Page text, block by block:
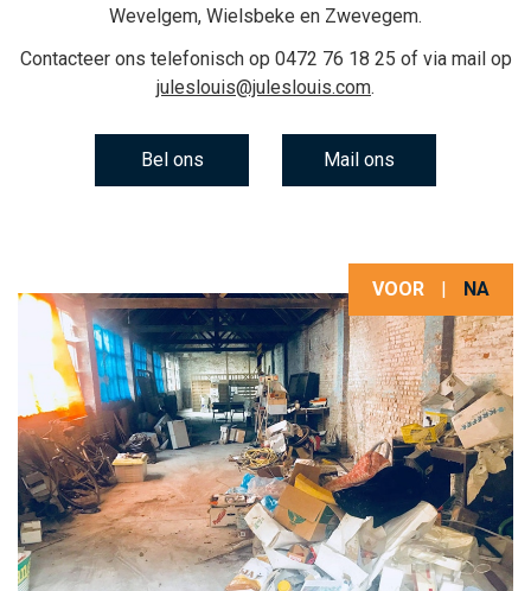
Wevelgem, Wielsbeke en Zwevegem.
Contacteer ons telefonisch op 0472 76 18 25 of via mail op
juleslouis@juleslouis.com.
Bel ons Mail ons
VOOR | NA